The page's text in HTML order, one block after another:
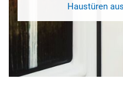
Haustüren